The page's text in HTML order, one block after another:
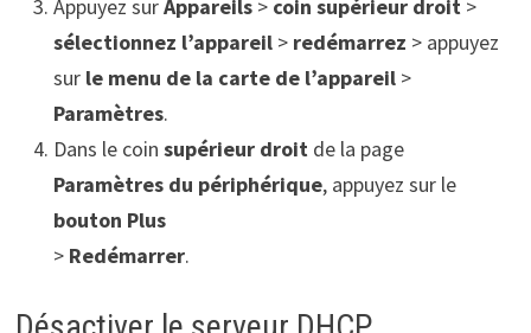
Appuyez surAppareils> coin supérieur droit>
sélectionnez l’appareil> redémarrez > appuyez
sur le menu de la carte de l’appareil>
Paramètres.
Dans le coin supérieur droitde la page
Paramètres du périphérique, appuyez sur le
bouton Plus
> Redémarrer.